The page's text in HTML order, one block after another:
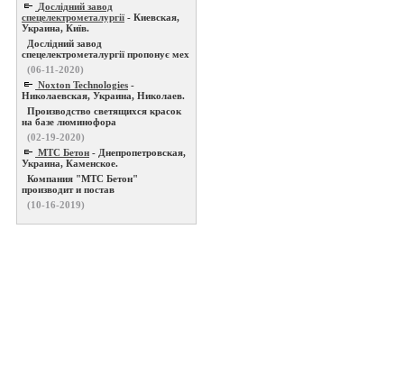
Дослідний завод
спецелектрометалургії - Киевская,
Украина, Київ.
Дослідний завод
спецелектрометалургії пропонує мех
(06-11-2020)
Noxton Technologies -
Николаевская, Украина, Николаев.
Производство светящихся красок
на базе люминофора
(02-19-2020)
МТС Бетон - Днепропетровская,
Украина, Каменское.
Компания "МТС Бетон"
производит и постав
(10-16-2019)